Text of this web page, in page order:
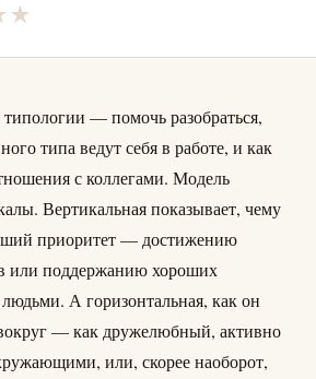
★
— помочь разобраться,
типа ведут себя в работе, и как
с коллегами. Модель
Вертикальная показывает, чему
приоритет — достижению
или поддержанию хороших
А горизонтальная, как он
— как дружелюбный, активно
или, скорее наоборот,